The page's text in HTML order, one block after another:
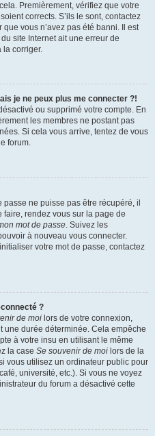
Premièrement, vérifiez que votre
corrects. S’ils le sont, contactez
vous n’avez pas été banni. Il est
site Internet ait une erreur de
la corriger.
je ne peux plus me connecter ?!
ou supprimé votre compte. En
les membres ne postant pas
Si cela vous arrive, tentez de vous
forum.
ne puisse pas être récupéré, il
rendez vous sur la page de
mot de passe. Suivez les
à nouveau vous connecter.
votre mot de passe, contactez
?
de moi lors de votre connexion,
une durée déterminée. Cela empêche
à votre insu en utilisant le même
la case Se souvenir de moi lors de la
vous utilisez un ordinateur public pour
université, etc.). Si vous ne voyez
du forum a désactivé cette